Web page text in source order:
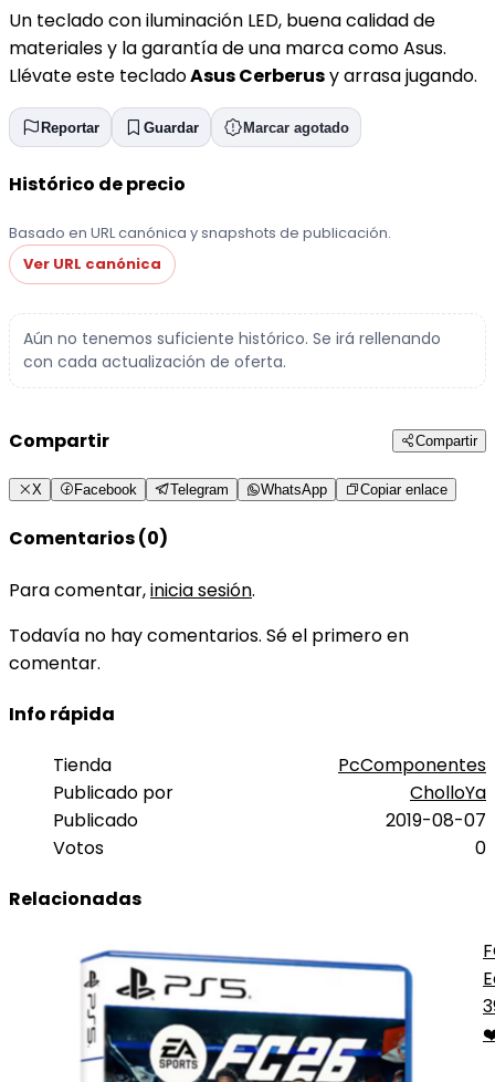
Un teclado con iluminación LED, buena calidad de
materiales y la garantía de una marca como Asus.
Llévate este tecladoAsus Cerberusy arrasa jugando.
Reportar Guardar Marcar agotado
Histórico de precio
Basado en URL canónica y snapshots de publicación.
Ver URL canónica
Aún no tenemos suficiente histórico. Se irá rellenando
con cada actualización de oferta.
Compartir Compartir
X Facebook Telegram WhatsApp Copiar enlace
Comentarios (0)
Para comentar,inicia sesión.
Todavía no hay comentarios. Sé el primero en
comentar.
Info rápida
Tienda
PcComponentes
Publicado por
CholloYa
Publicado
2019-08-07
Votos
0
Relacionadas